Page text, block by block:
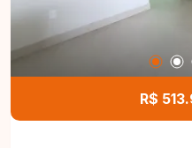
comodidade aos moradores.
excelente
apartamento moderno,
infraestrutura completa
privilegiada no bairro
visita e venha
R$